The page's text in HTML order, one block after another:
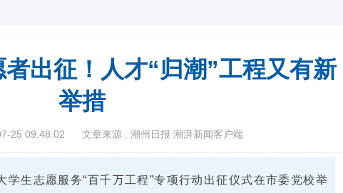
出征！人才“归潮”工程又有新
举措
25 09:48:02 文章来源 : 潮州日报 潮湃新闻客户端
生志愿服务“百千万工程”专项行动出征仪式在市委党校举